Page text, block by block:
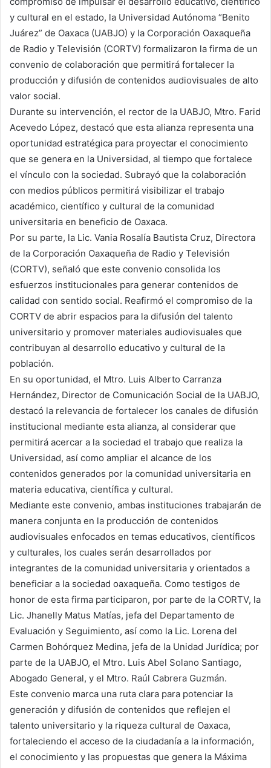
y cultural en el estado, la Universidad Autónoma “Benito
Juárez” de Oaxaca (UABJO) y la Corporación Oaxaqueña
de Radio y Televisión (CORTV) formalizaron la firma de un
convenio de colaboración que permitirá fortalecer la
producción y difusión de contenidos audiovisuales de alto
valor social.
Durante su intervención, el rector de la UABJO, Mtro. Farid
Acevedo López, destacó que esta alianza representa una
oportunidad estratégica para proyectar el conocimiento
que se genera en la Universidad, al tiempo que fortalece
el vínculo con la sociedad. Subrayó que la colaboración
con medios públicos permitirá visibilizar el trabajo
académico, científico y cultural de la comunidad
universitaria en beneficio de Oaxaca.
Por su parte, la Lic. Vania Rosalía Bautista Cruz, Directora
de la Corporación Oaxaqueña de Radio y Televisión
(CORTV), señaló que este convenio consolida los
esfuerzos institucionales para generar contenidos de
calidad con sentido social. Reafirmó el compromiso de la
CORTV de abrir espacios para la difusión del talento
universitario y promover materiales audiovisuales que
contribuyan al desarrollo educativo y cultural de la
población.
En su oportunidad, el Mtro. Luis Alberto Carranza
Hernández, Director de Comunicación Social de la UABJO,
destacó la relevancia de fortalecer los canales de difusión
institucional mediante esta alianza, al considerar que
permitirá acercar a la sociedad el trabajo que realiza la
Universidad, así como ampliar el alcance de los
contenidos generados por la comunidad universitaria en
materia educativa, científica y cultural.
Mediante este convenio, ambas instituciones trabajarán de
manera conjunta en la producción de contenidos
audiovisuales enfocados en temas educativos, científicos
y culturales, los cuales serán desarrollados por
integrantes de la comunidad universitaria y orientados a
beneficiar a la sociedad oaxaqueña. Como testigos de
honor de esta firma participaron, por parte de la CORTV, la
Lic. Jhanelly Matus Matías, jefa del Departamento de
Evaluación y Seguimiento, así como la Lic. Lorena del
Carmen Bohórquez Medina, jefa de la Unidad Jurídica; por
parte de la UABJO, el Mtro. Luis Abel Solano Santiago,
Abogado General, y el Mtro. Raúl Cabrera Guzmán.
Este convenio marca una ruta clara para potenciar la
generación y difusión de contenidos que reflejen el
talento universitario y la riqueza cultural de Oaxaca,
fortaleciendo el acceso de la ciudadanía a la información,
el conocimiento y las propuestas que genera la Máxima